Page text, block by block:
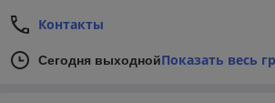
Контакты
Сегодня выходнойПоказать весь